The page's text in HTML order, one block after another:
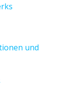
und